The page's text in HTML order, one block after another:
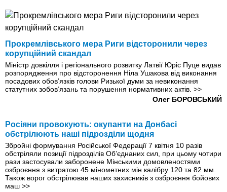
Прокремлівського мера Риги відсторонили через
корупційний скандал
Міністр довкілля і регіонального розвитку Латвії Юріс Пуце видав
розпорядження про відсторонення Ніла Ушакова від виконання
посадових обов’язків голови Ризької думи за невиконання
статутних зобов’язань та порушення нормативних актів. >>
Олег БОРОВСЬКИЙ
Росіяни провокують: окупанти на Донбасі
обстрілюють наші підрозділи щодня
Збройні формування Російської Федерації 7 квітня 10 разів
обстріляли позиції підрозділів Об’єднаних сил, при цьому чотири
рази застосували заборонене Мінськими домовленостями
озброєння з витратою 45 мінометних мін калібру 120 та 82 мм.
Також ворог обстрілював наших захисників з озброєння бойових
маш >>